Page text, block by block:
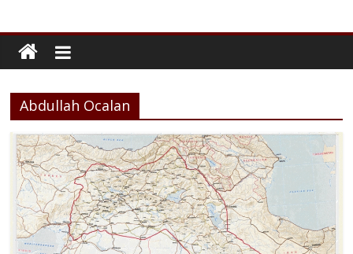
Abdullah Ocalan